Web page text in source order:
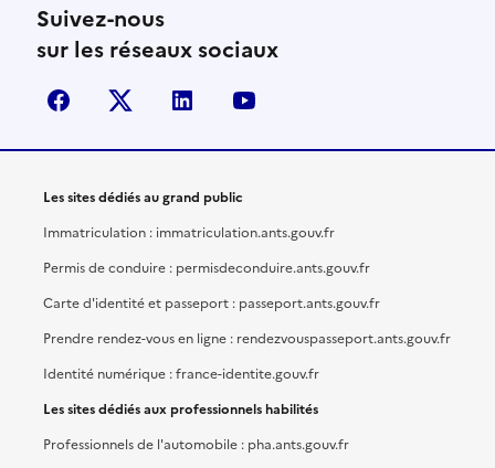
Suivez-nous
sur les réseaux sociaux
facebook X (anciennement Twitter)
linkedin
Les sites dédiés au grand public
Immatriculation : immatriculation.ants.gouv.fr
Permis de conduire : permisdeconduire.ants.gouv.fr
Carte d'identité et passeport : passeport.ants.gouv.fr
Prendre rendez-vous en ligne : rendezvouspasseport.ants.gouv.fr
Identité numérique : france-identite.gouv.fr
Les sites dédiés aux professionnels habilités
Professionnels de l'automobile : pha.ants.gouv.fr